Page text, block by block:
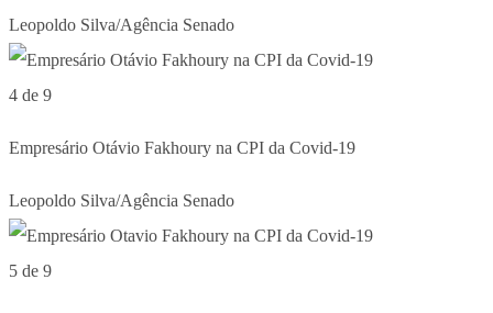
Leopoldo Silva/Agência Senado
4 de 9
Empresário Otávio Fakhoury na CPI da Covid-19
Leopoldo Silva/Agência Senado
5 de 9